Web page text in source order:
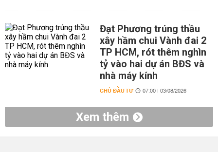
Đạt Phương trúng thầu
xây hầm chui Vành đai 2
TP HCM, rót thêm nghìn
tỷ vào hai dự án BĐS và
nhà máy kính
CHỦ ĐẦU TƯ 07:00 | 03/08/2026
Xem thêm